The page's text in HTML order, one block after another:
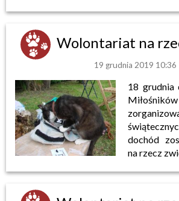
Wolontariat na
19 grudnia 2019 10:36
18 grudnia
dochód
na rzecz